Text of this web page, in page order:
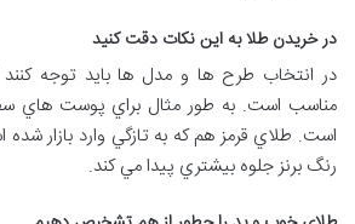
در خريدن طلا به اين نکات دقت کنيد
در انتخاب طرح ها و مدل ها بايد توجه
مناسب است. به طور مثال براي پوست هاي
است. طلاي قرمز هم که به تازگي وارد بازار
رنگ برنز جلوه بيشتري پيدا مي کند.